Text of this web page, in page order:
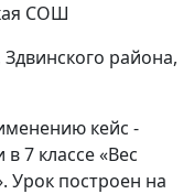
СОШ
района,
кейс -
7 классе «Вес
Урок построен на